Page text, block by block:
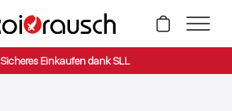
Sicheres Einkaufen dank SLL